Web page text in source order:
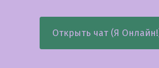
Открыть чат (Я